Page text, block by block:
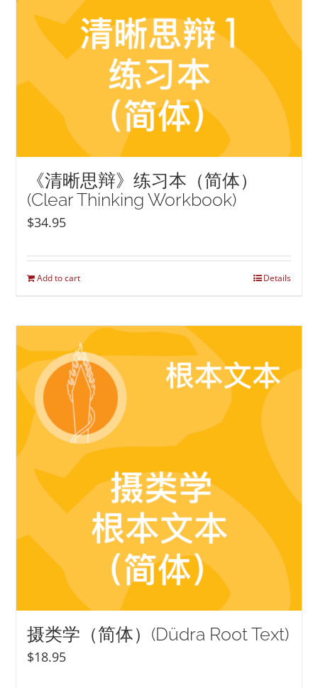
《清晰思辩》练习本（简体）
(Clear Thinking Workbook)
$34.95
Add to cart Details
摄类学（简体）(Düdra Root Text)
$18.95